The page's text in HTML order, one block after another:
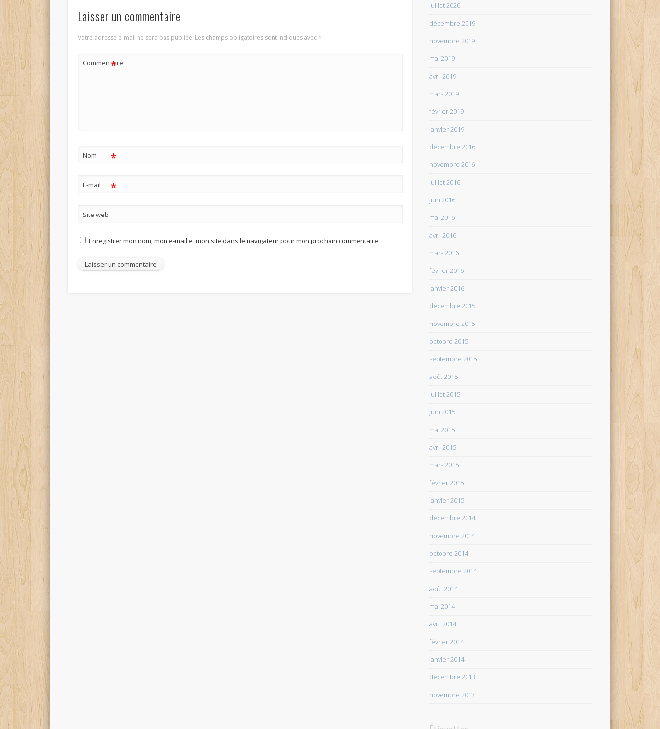
Laisser un commentaire
Votre adresse e-mail ne sera pas publiée. Les champs obligatoires sont indiqués avec*
Commentaire
*
Nom *
E-mail *
Site web
Enregistrer mon nom, mon e-mail et mon site dans le navigateur pour mon prochain commentaire.
juillet 2020
décembre 2019
novembre 2019
mai 2019
avril 2019
mars 2019
février 2019
janvier 2019
décembre 2016
novembre 2016
juillet 2016
juin 2016
mai 2016
avril 2016
mars 2016
février 2016
janvier 2016
décembre 2015
novembre 2015
octobre 2015
septembre 2015
août 2015
juillet 2015
juin 2015
mai 2015
avril 2015
mars 2015
février 2015
janvier 2015
décembre 2014
novembre 2014
octobre 2014
septembre 2014
août 2014
mai 2014
avril 2014
février 2014
janvier 2014
décembre 2013
novembre 2013